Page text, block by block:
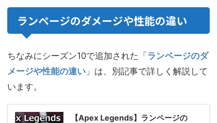
ランページのダメージや性能の違い
ちなみにシーズン10で追加された「ランページのダ
メージや性能の違い 」は、別記事で詳しく解説して
います。
【Apex Legends】ランページの